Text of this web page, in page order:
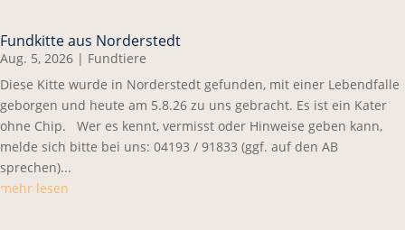
Fundkitte aus Norderstedt
Aug. 5, 2026 | Fundtiere
Diese Kitte wurde in Norderstedt gefunden, mit einer Lebendfalle
geborgen und heute am 5.8.26 zu uns gebracht. Es ist ein Kater
ohne Chip. Wer es kennt, vermisst oder Hinweise geben kann,
melde sich bitte bei uns: 04193 / 91833 (ggf. auf den AB
sprechen)...
mehr lesen